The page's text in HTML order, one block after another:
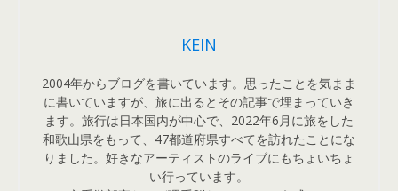
KEIN
2004年からブログを書いています。思ったことを気まま
に書いていますが、旅に出るとその記事で埋まっていき
ます。旅行は日本国内が中心で、2022年6月に旅をした
和歌山県をもって、47都道府県すべてを訪れたことにな
りました。好きなアーティストのライブにもちょいちょ
い行っています。